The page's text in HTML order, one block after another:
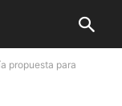
propuesta para